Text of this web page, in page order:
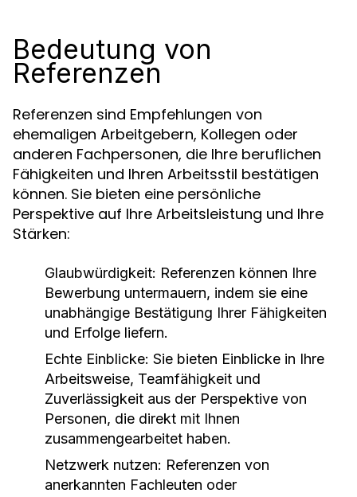
Bedeutung von
Referenzen
Referenzen sind Empfehlungen von
ehemaligen Arbeitgebern, Kollegen oder
anderen Fachpersonen, die Ihre beruflichen
Fähigkeiten und Ihren Arbeitsstil bestätigen
können. Sie bieten eine persönliche
Perspektive auf Ihre Arbeitsleistung und Ihre
Stärken:
Glaubwürdigkeit: Referenzen können Ihre
Bewerbung untermauern, indem sie eine
unabhängige Bestätigung Ihrer Fähigkeiten
und Erfolge liefern.
Echte Einblicke: Sie bieten Einblicke in Ihre
Arbeitsweise, Teamfähigkeit und
Zuverlässigkeit aus der Perspektive von
Personen, die direkt mit Ihnen
zusammengearbeitet haben.
Netzwerk nutzen: Referenzen von
anerkannten Fachleuten oder